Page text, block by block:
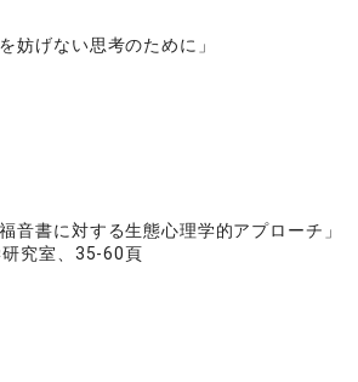
妨げない思考のために」
音書に対する生態心理学的アプローチ」
研究室、35-60頁